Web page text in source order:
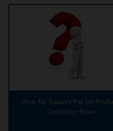
Vous Ne Trouvez Pas Un
Contactez-Nous